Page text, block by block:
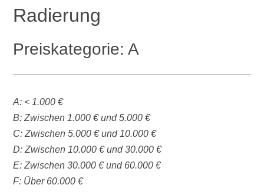
Radierung
Preiskategorie: A
A: < 1.000 €
B: Zwischen 1.000 € und 5.000 €
C: Zwischen 5.000 € und 10.000 €
D: Zwischen 10.000 € und 30.000 €
E: Zwischen 30.000 € und 60.000 €
F: Über 60.000 €